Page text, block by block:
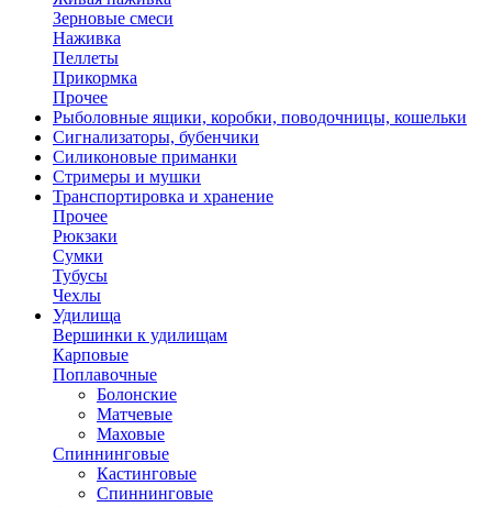
Зерновые смеси
Наживка
Пеллеты
Прикормка
Прочее
Рыболовные ящики, коробки, поводочницы, кошельки
Сигнализаторы, бубенчики
Силиконовые приманки
Стримеры и мушки
Транспортировка и хранение
Прочее
Рюкзаки
Сумки
Тубусы
Чехлы
Удилища
Вершинки к удилищам
Карповые
Поплавочные
Болонские
Матчевые
Маховые
Спиннинговые
Кастинговые
Спиннинговые